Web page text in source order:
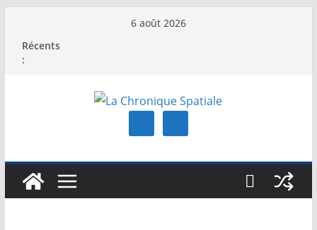
contenu
6 août 2026
Récents
: